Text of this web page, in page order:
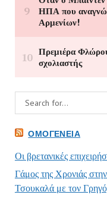
ΟΜΟΓΈΝΕΙΑ
Οι βρετανικές
Γάμος της Χρονιάς
Τσουκαλά με τον